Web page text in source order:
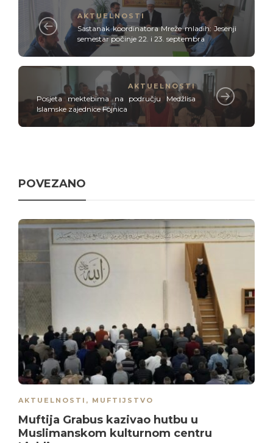
AKTUELNOSTI
Sastanak koordinatora Mreže mladih: Jesenji
semestar počinje 22. i 23. septembra
AKTUELNOSTI
Posjeta mektebima na području Medžlisa
Islamske zajednice Fojnica
POVEZANO
AKTUELNOSTI , MUFTIJSTVO
Muftija Grabus kazivao hutbu u
Muslimanskom kulturnom centru